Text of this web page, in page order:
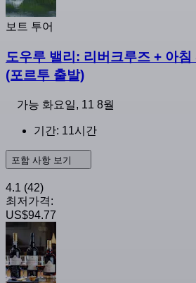
보트 투어
도우루 밸리: 리버크루즈 + 아
(포르투 출발)
가능 화요일, 11 8월
기간: 11시간
포함 사항 보기
4.1 (42)
최저가격:
US$94.77